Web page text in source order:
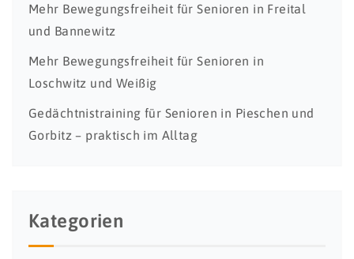
Mehr Bewegungsfreiheit für Senioren in Freital
und Bannewitz
Mehr Bewegungsfreiheit für Senioren in
Loschwitz und Weißig
Gedächtnistraining für Senioren in Pieschen und
Gorbitz – praktisch im Alltag
Kategorien